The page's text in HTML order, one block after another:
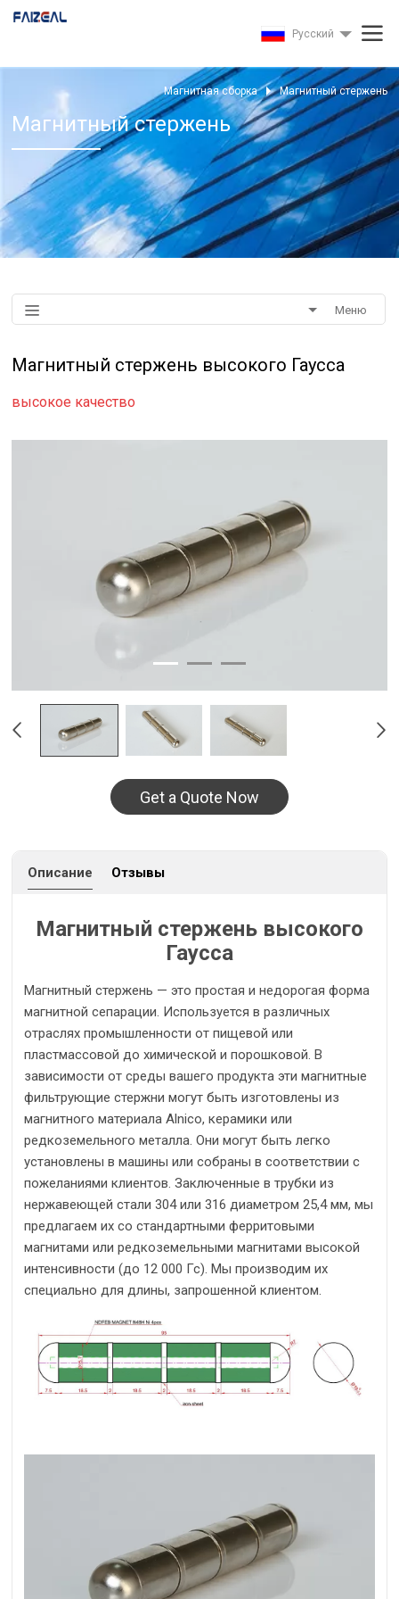
Pусский
Магнитная сборка Магнитный стержень
Магнитный стержень
Меню
Магнитный стержень высокого Гаусса
высокое качество
Get a Quote Now
Описание Отзывы
Магнитный стержень высокого
Гаусса
Магнитный стержень — это простая и недорогая форма
магнитной сепарации. Используется в различных
отраслях промышленности от пищевой или
пластмассовой до химической и порошковой. В
зависимости от среды вашего продукта эти магнитные
фильтрующие стержни могут быть изготовлены из
магнитного материала Alnico, керамики или
редкоземельного металла. Они могут быть легко
установлены в машины или собраны в соответствии с
пожеланиями клиентов. Заключенные в трубки из
нержавеющей стали 304 или 316 диаметром 25,4 мм, мы
предлагаем их со стандартными ферритовыми
магнитами или редкоземельными магнитами высокой
интенсивности (до 12 000 Гс). Мы производим их
специально для длины, запрошенной клиентом.